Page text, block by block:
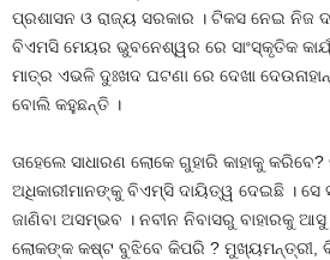
ପ୍ରଶାସନ ଓ ରାଜ୍ୟ ସରକାର । ଟିକସ ନେଇ ନିଜ
ବିଏମସି ମେୟର ଭୁବନେଶ୍ୱର ରେ ସାଂସ୍କୃତିକ
ମାତ୍ର ଏଭଳି ଦୁଃଖଦ ଘଟଣା ରେ ଦେଖା
ବୋଲି କହୁଛନ୍ତି ।
ତାହେଲେ ସାଧାରଣ ଲୋକେ ଗୁହାରି କାହାକୁ କରିବେ?
ଅଧିକାରୀମାନଙ୍କୁ ବିଏମ୍‌ସି ଦାୟିତ୍ୱ ଦେଇଛି ।
ଜାଣିବା ଅସମ୍ଭବ । ନବୀନ ନିବାସରୁ ବାହାରକୁ
ଲୋକଙ୍କ କଷ୍ଟ ବୁଝିବେ କିପରି ?